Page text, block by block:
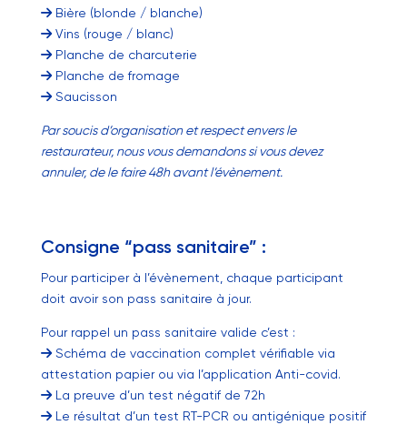
Bière (blonde / blanche)
Vins (rouge / blanc)
Planche de charcuterie
Planche de fromage
Saucisson
Par soucis d’organisation et respect envers le
restaurateur, nous vous demandons si vous devez
annuler, de le faire 48h avant l’évènement.
Consigne “pass sanitaire” :
Pour participer à l’évènement, chaque participant
doit avoir son pass sanitaire à jour.
Pour rappel un pass sanitaire valide c’est :
Schéma de vaccination complet vérifiable via
attestation papier ou via l’application Anti-covid.
La preuve d’un test négatif de 72h
Le résultat d’un test RT-PCR ou antigénique positif